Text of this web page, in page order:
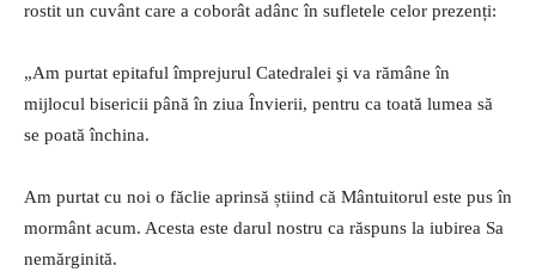
rostit un cuvânt care a coborât adânc în sufletele celor prezenți:
„Am purtat epitaful împrejurul Catedralei şi va rămâne în
mijlocul bisericii până în ziua Învierii, pentru ca toată lumea să
se poată închina.
Am purtat cu noi o făclie aprinsă știind că Mântuitorul este pus în
mormânt acum. Acesta este darul nostru ca răspuns la iubirea Sa
nemărginită.